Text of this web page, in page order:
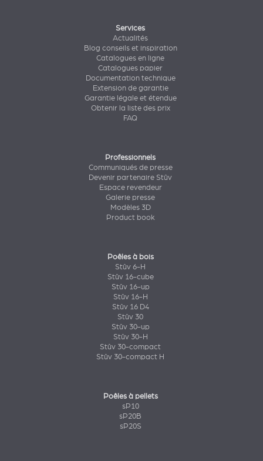
Services
Actualités
Blog conseils et inspiration
Catalogues en ligne
Catalogues papier
Documentation technique
Extension de garantie
Garantie légale et étendue
Obtenir la liste des prix
FAQ
Professionnels
Communiqués de presse
Devenir partenaire Stûv
Espace revendeur
Galerie presse
Modèles 3D
Product book
Poêles à bois
Stûv 6-H
Stûv 16-cube
Stûv 16-up
Stûv 16-H
Stûv 16 D4
Stûv 30
Stûv 30-up
Stûv 30-H
Stûv 30-compact
Stûv 30-compact H
Poêles à pellets
sP10
sP20B
sP20S